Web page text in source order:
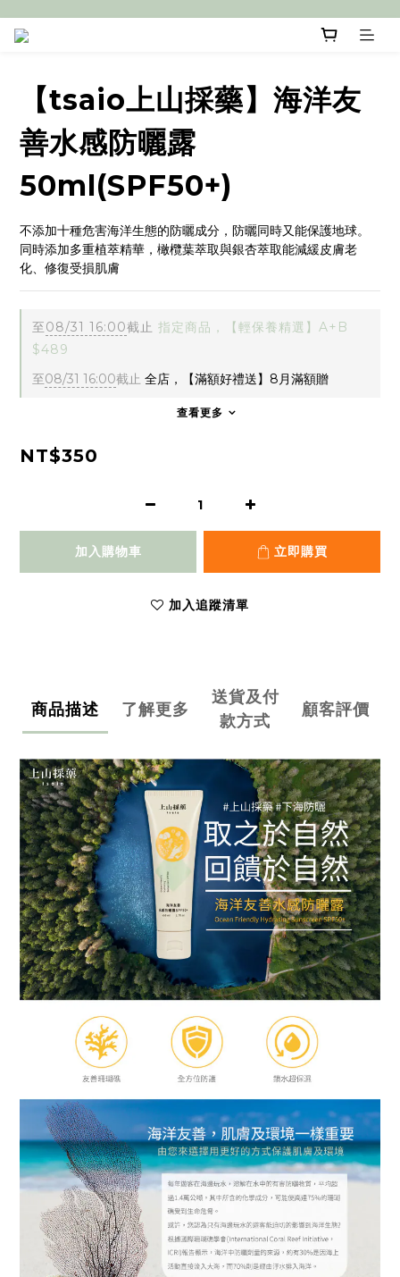
【tsaio上山採藥】海洋友
善水感防曬露
50ml(SPF50+)
不添加十種危害海洋生態的防曬成分，防曬同時又能保護地球。
同時添加多重植萃精華，橄欖葉萃取與銀杏萃取能減緩皮膚老
化、修復受損肌膚
至08/31 16:00截止 指定商品，【輕保養精選】A+B
$489
至08/31 16:00截止 全店，【滿額好禮送】8月滿額贈
查看更多
NT$350
加入購物車 立即購買
加入追蹤清單
商品描述 了解更多
送貨及付
款方式
顧客評價